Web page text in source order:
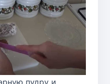
пудру и